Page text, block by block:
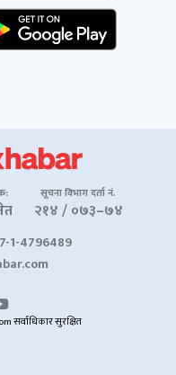
सूचना विभाग दर्ता नं.
२१४ / ०७३–७४
1-4796489
सर्वाधिकार सुरक्षित